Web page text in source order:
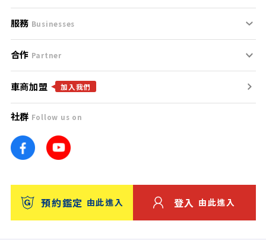
服務條款
免責聲明
隱私權政策
團隊
車訊網
台灣優良中古車商大獎
支援中心
聯絡我們
服務 Businesses
什麼是Goo鑑定？
找好車
找好店
找海外車
消費者評價
保固
合作 Partner
合作夥伴
廣告合作
車商加盟 加入我們
社群 Follow us on
預約鑑定 由此進入 登入 由此進入